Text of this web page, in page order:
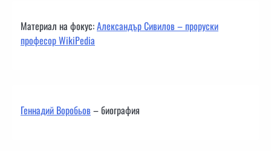
Материал на фокус:Александър Сивилов – проруски
професор WikiPedia
Геннадий Воробьов– биография